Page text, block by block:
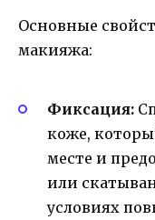
Основные
макияжа:
Фиксация:
коже,
месте и
или
условиях